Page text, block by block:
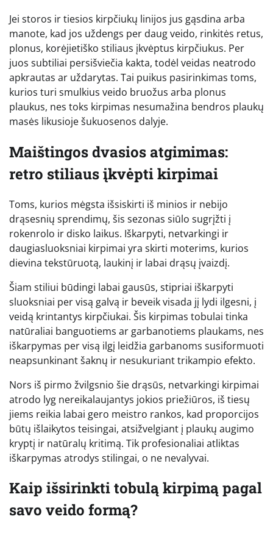
Jei storos ir tiesios kirpčiukų linijos jus gąsdina arba
manote, kad jos uždengs per daug veido, rinkitės retus,
plonus, korėjietiško stiliaus įkvėptus kirpčiukus. Per
juos subtiliai persišviečia kakta, todėl veidas neatrodo
apkrautas ar uždarytas. Tai puikus pasirinkimas toms,
kurios turi smulkius veido bruožus arba plonus
plaukus, nes toks kirpimas nesumažina bendros plaukų
masės likusioje šukuosenos dalyje.
Maištingos dvasios atgimimas:
retro stiliaus įkvėpti kirpimai
Toms, kurios mėgsta išsiskirti iš minios ir nebijo
drąsesnių sprendimų, šis sezonas siūlo sugrįžti į
rokenrolo ir disko laikus. Iškarpyti, netvarkingi ir
daugiasluoksniai kirpimai yra skirti moterims, kurios
dievina tekstūruotą, laukinį ir labai drąsų įvaizdį.
Šiam stiliui būdingi labai gausūs, stipriai iškarpyti
sluoksniai per visą galvą ir beveik visada jį lydi ilgesni, į
veidą krintantys kirpčiukai. Šis kirpimas tobulai tinka
natūraliai banguotiems ar garbanotiems plaukams, nes
iškarpymas per visą ilgį leidžia garbanoms susiformuoti
neapsunkinant šaknų ir nesukuriant trikampio efekto.
Nors iš pirmo žvilgsnio šie drąsūs, netvarkingi kirpimai
atrodo lyg nereikalaujantys jokios priežiūros, iš tiesų
jiems reikia labai gero meistro rankos, kad proporcijos
būtų išlaikytos teisingai, atsižvelgiant į plaukų augimo
kryptį ir natūralų kritimą. Tik profesionaliai atliktas
iškarpymas atrodys stilingai, o ne nevalyvai.
Kaip išsirinkti tobulą kirpimą pagal
savo veido formą?